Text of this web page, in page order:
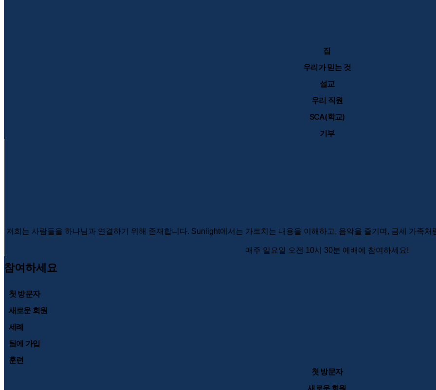
집
우리가 믿는 것
설교
우리 직원
SCA(학교)
기부
저희는 사람들을 하나님과 연결하기 위해 존재합니다. Sunlight에서는 가르치는 내용을 이해하고, 음악을 즐기며, 금세 가족
매주 일요일 오전 10시 30분 예배에 참여하세요!
참여하세요
첫 방문자
새로운 회원
세례
팀에 가입
훈련
첫 방문자